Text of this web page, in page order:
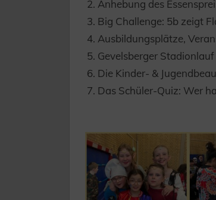
Anhebung des
Big Challenge: 5b zeigt
Ausbildungsplätze,
Gevelsberger
Die Kinder- &
Das Schüler-Quiz: Wer